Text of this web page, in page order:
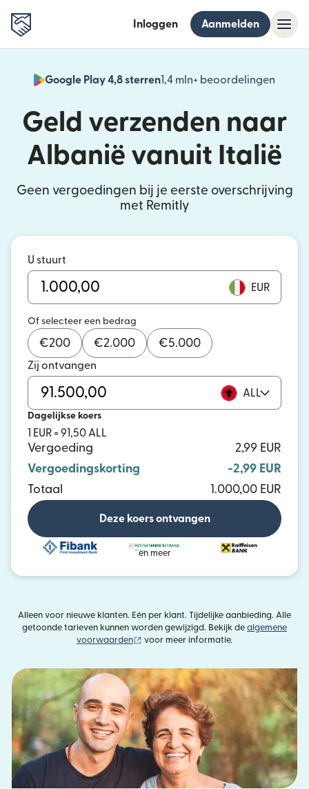
Inloggen Aanmelden
Google Play 4,8 sterren1,4 mln+ beoordelingen
Geld verzenden naar
Albanië vanuit Italië
Geen vergoedingen bij je eerste overschrijving
met Remitly
U stuurt
EUR
Of selecteer een bedrag
€200 €2.000 €5.000
Zij ontvangen
ALL
Dagelijkse koers
1 EUR = 91,50 ALL
Vergoeding
2,99 EUR
Vergoedingskorting
-2,99 EUR
Totaal
1.000,00 EUR
Deze koers ontvangen
en meer
Alleen voor nieuwe klanten. Eén per klant. Tijdelijke aanbieding. Alle
getoonde tarieven kunnen worden gewijzigd. Bekijk de algemene
voorwaarden
(wordt geopend in een nieuw venster)
voor meer informatie.